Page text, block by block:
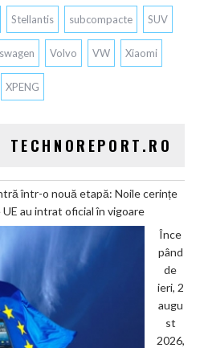
Stellantis subcompacte SUV
Volvo VW Xiaomi
XPENG
într-o nouă etapă: Noile cerințe
au intrat oficial în vigoare
Înce
pând
de
ieri, 2
augu
st
2026,